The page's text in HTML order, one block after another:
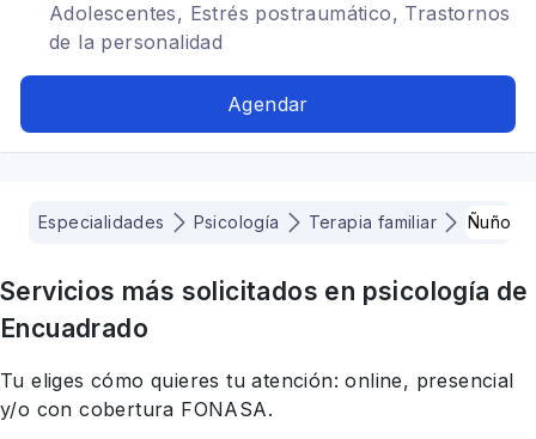
Adolescentes, Estrés postraumático, Trastornos
de la personalidad
Agendar
Especialidades Psicología Terapia familiar Ñuñoa
Servicios más solicitados en psicología de
Encuadrado
Tu eliges cómo quieres tu atención: online, presencial
y/o con cobertura FONASA.